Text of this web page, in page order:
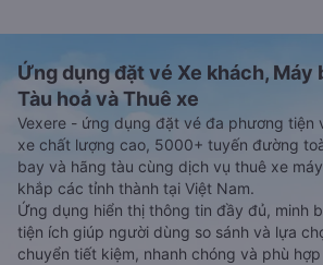
Ứng dụng đặt vé Xe khách, Máy
Tàu hoả và Thuê xe
Vexere - ứng dụng đặt vé đa phương tiện
xe chất lượng cao, 5000+ tuyến đường
bay và hãng tàu cùng dịch vụ thuê xe
khắp các tỉnh thành tại Việt Nam.
Ứng dụng hiển thị thông tin đầy đủ, minh
tiện ích giúp người dùng so sánh và lựa
chuyển tiết kiệm, nhanh chóng và phù